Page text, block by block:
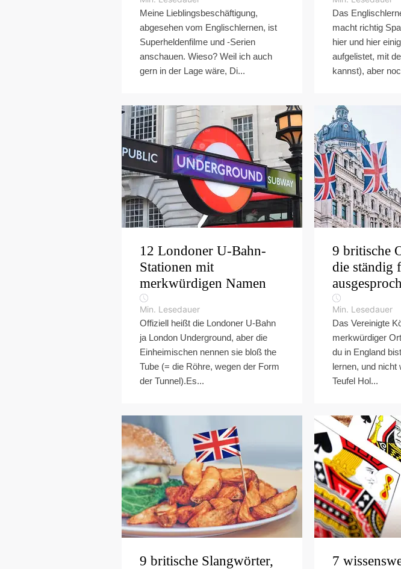
Meine Lieblingsbeschäftigung,
abgesehen vom Englischlernen, ist
Superheldenfilme und -Serien
anschauen. Wieso? Weil ich auch
gern in der Lage wäre, Di...
Das
macht richtig
hier und hier
aufgelistet, mit
kannst), aber
12 Londoner U-Bahn-
Stationen mit
merkwürdigen Namen
Min. Lesedauer
Offiziell heißt die Londoner U-Bahn
ja London Underground, aber die
Einheimischen nennen sie bloß the
Tube (= die Röhre, wegen der Form
der Tunnel).Es...
9 britische
die ständig
Min. Lesedauer
Das Vereinigte
merkwürdiger
du in England
lernen, und nicht
Teufel Hol...
9 britische Slangwörter,
7